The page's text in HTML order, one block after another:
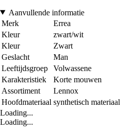
Aanvullende informatie
Merk
Errea
Kleur
zwart/wit
Kleur
Zwart
Geslacht
Man
Leeftijdsgroep
Volwassene
Karakteristiek
Korte mouwen
Assortiment
Lennox
Hoofdmateriaal synthetisch materiaal
Loading...
Loading...